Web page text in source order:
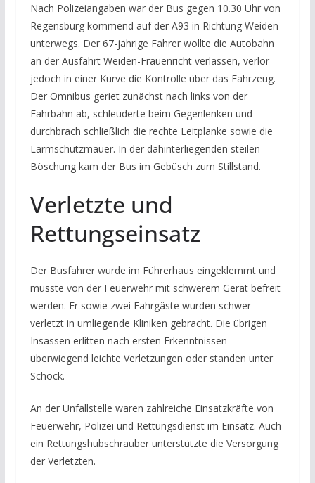
Nach Polizeiangaben war der Bus gegen 10.30 Uhr von
Regensburg kommend auf der A93 in Richtung Weiden
unterwegs. Der 67-jährige Fahrer wollte die Autobahn
an der Ausfahrt Weiden-Frauenricht verlassen, verlor
jedoch in einer Kurve die Kontrolle über das Fahrzeug.
Der Omnibus geriet zunächst nach links von der
Fahrbahn ab, schleuderte beim Gegenlenken und
durchbrach schließlich die rechte Leitplanke sowie die
Lärmschutzmauer. In der dahinterliegenden steilen
Böschung kam der Bus im Gebüsch zum Stillstand.
Verletzte und
Rettungseinsatz
Der Busfahrer wurde im Führerhaus eingeklemmt und
musste von der Feuerwehr mit schwerem Gerät befreit
werden. Er sowie zwei Fahrgäste wurden schwer
verletzt in umliegende Kliniken gebracht. Die übrigen
Insassen erlitten nach ersten Erkenntnissen
überwiegend leichte Verletzungen oder standen unter
Schock.
An der Unfallstelle waren zahlreiche Einsatzkräfte von
Feuerwehr, Polizei und Rettungsdienst im Einsatz. Auch
ein Rettungshubschrauber unterstützte die Versorgung
der Verletzten.